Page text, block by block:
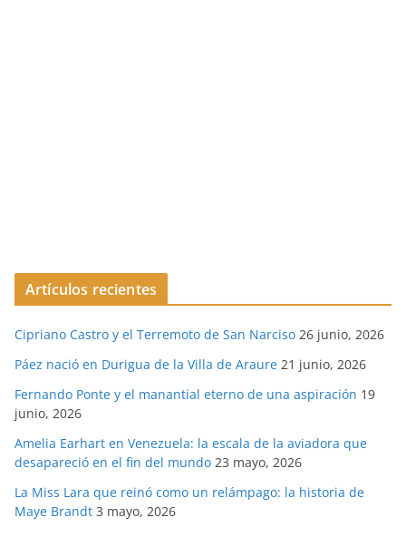
Artículos recientes
Cipriano Castro y el Terremoto de San Narciso 26 junio, 2026
Páez nació en Durigua de la Villa de Araure 21 junio, 2026
Fernando Ponte y el manantial eterno de una aspiración 19
junio, 2026
Amelia Earhart en Venezuela: la escala de la aviadora que
desapareció en el fin del mundo 23 mayo, 2026
La Miss Lara que reinó como un relámpago: la historia de
Maye Brandt 3 mayo, 2026